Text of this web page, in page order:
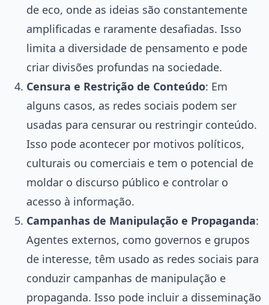
de eco, onde as ideias são constantemente
amplificadas e raramente desafiadas. Isso
limita a diversidade de pensamento e pode
criar divisões profundas na sociedade.
Censura e Restrição de Conteúdo: Em
alguns casos, as redes sociais podem ser
usadas para censurar ou restringir conteúdo.
Isso pode acontecer por motivos políticos,
culturais ou comerciais e tem o potencial de
moldar o discurso público e controlar o
acesso à informação.
Campanhas de Manipulação e Propaganda:
Agentes externos, como governos e grupos
de interesse, têm usado as redes sociais para
conduzir campanhas de manipulação e
propaganda. Isso pode incluir a disseminação